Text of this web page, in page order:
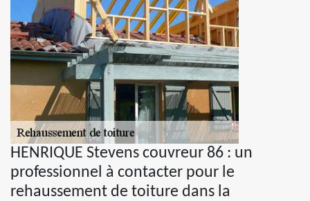
HENRIQUE Stevens couvreur 86 : un
professionnel à contacter pour le
rehaussement de toiture dans la